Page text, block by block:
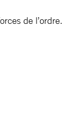
de l’ordre.